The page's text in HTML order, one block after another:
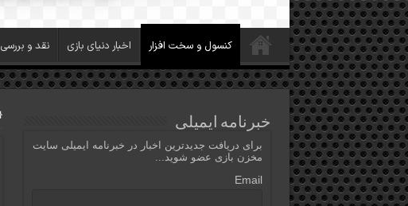
کنسول و سخت افزار اخبار دنیای بازی نقد و بررسی
خبرنامه ایمیلی
برای دریافت جدیدترین اخبار در خبرنامه ایمیلی سایت
مخزن بازی عضو شوید...
Email